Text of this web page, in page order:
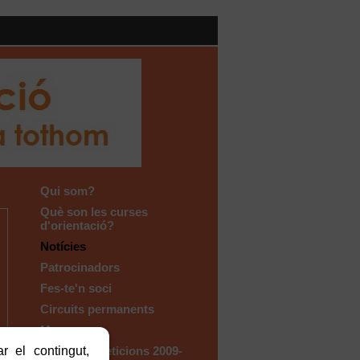
Qui som?
Què son les curses
d'orientació?
Notícies
Patrocinadors
Fes-te'n soci
Circuits permanents
Mapes
Arxiu competicions 2009-
el contingut,